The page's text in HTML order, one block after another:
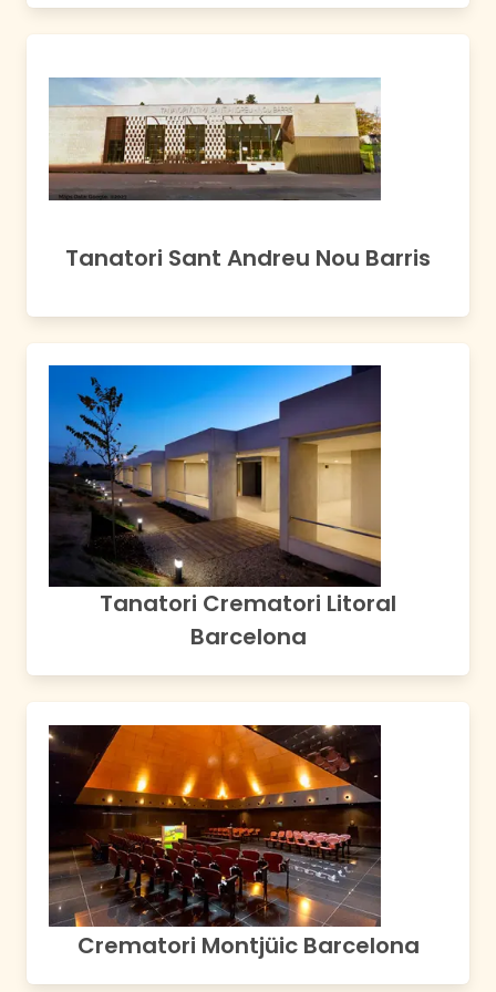
Tanatori Sant Andreu Nou Barris
Tanatori Crematori Litoral
Barcelona
Crematori Montjüic Barcelona